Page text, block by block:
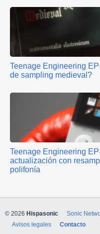
Teenage Engineering
de sampling medieval?
Teenage Engineering
actualización con
polifonía
© 2026 Hispasonic Sonic
Avisos legales
Contacto